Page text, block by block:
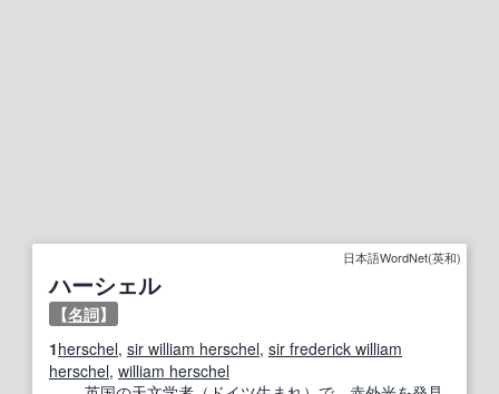
日本語WordNet(英和)
ハーシェル
【名詞】
1herschel, sir william herschel, sir frederick william
herschel, william herschel